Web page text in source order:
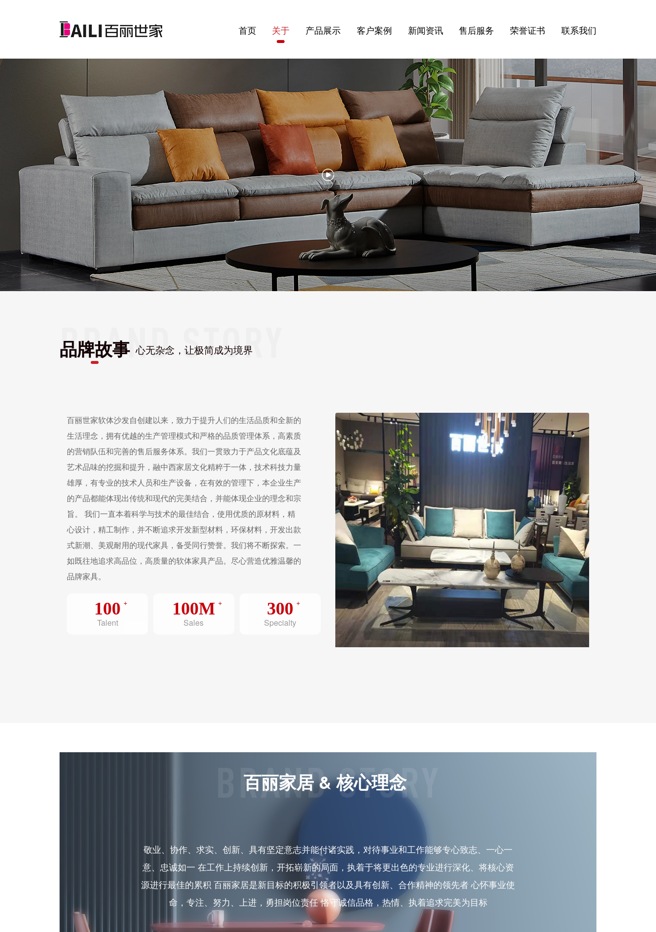
首页 关于 产品展示 客户案例 新闻资讯 售后服务 荣誉证书 联系我们
品牌故事 心无杂念，让极简成为境界
百丽世家软体沙发自创建以来，致力于提升人们的生活品质和全新的
生活理念，拥有优越的生产管理模式和严格的品质管理体系，高素质
的营销队伍和完善的售后服务体系。我们一贯致力于产品文化底蕴及
艺术品味的挖掘和提升，融中西家居文化精粹于一体，技术科技力量
雄厚，有专业的技术人员和生产设备，在有效的管理下，本企业生产
的产品都能体现出传统和现代的完美结合，并能体现企业的理念和宗
旨。 我们一直本着科学与技术的最佳结合，使用优质的原材料，精
心设计，精工制作，并不断追求开发新型材料，环保材料，开发出款
式新潮、美观耐用的现代家具，备受同行赞誉。我们将不断探索。一
如既往地追求高品位，高质量的软体家具产品。尽心营造优雅温馨的
品牌家具。
100
Talent
100M
Sales
300
Specialty
百丽家居 & 核心理念
敬业、协作、求实、创新、具有坚定意志并能付诸实践，对待事业和工作能够专心致志、一心一
意、忠诚如一 在工作上持续创新，开拓崭新的局面，执着于将更出色的专业进行深化、将核心资
源进行最佳的累积 百丽家居是新目标的积极引领者以及具有创新、合作精神的领先者 心怀事业使
命，专注、努力、上进，勇担岗位责任 恪守诚信品格，热情、执着追求完美为目标